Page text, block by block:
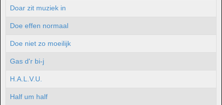
Doar zit muziek in
Doe effen normaal
Doe niet zo moeilijk
Gas d'r bi-j
H.A.L.V.U.
Half um half